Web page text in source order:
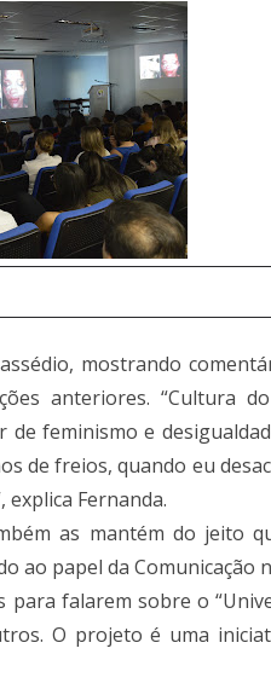
mostrando
anteriores. “Cultura
feminismo e
de freios, quando eu
Fernanda.
as mantém do jeito
ao papel da Comunicação
falarem sobre o
O projeto é uma